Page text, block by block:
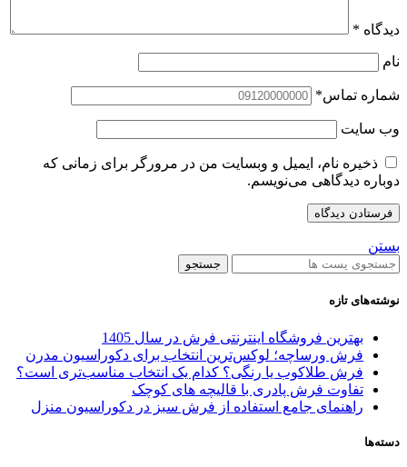
دیدگاه *
نام
شماره تماس*
وب‌ سایت
ذخیره نام، ایمیل و وبسایت من در مرورگر برای زمانی که
دوباره دیدگاهی می‌نویسم.
بستن
جستجو
نوشته‌های تازه
بهترین فروشگاه اینترنتی فرش در سال 1405
فرش ورساچه؛ لوکس‌ترین انتخاب برای دکوراسیون مدرن
فرش طلاکوب یا رنگی؟ کدام یک انتخاب مناسب‌تری است؟
تفاوت فرش پادری با قالیچه‌ های کوچک
راهنمای جامع استفاده از فرش سبز در دکوراسیون منزل
دسته‌ها